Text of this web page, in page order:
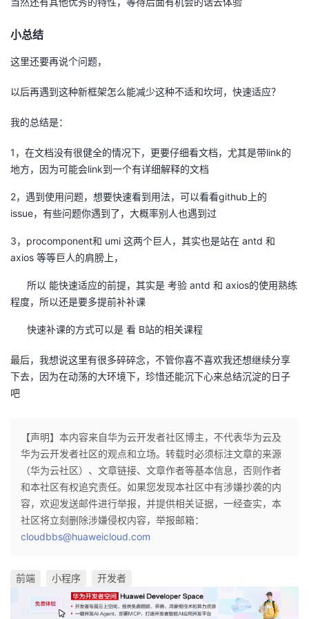
小总结
这里还要再说个问题，
以后再遇到这种新框架怎么能减少这种不适和坎坷，快速适应？
我的总结是：
1，在文档没有很健全的情况下，更要仔细看文档，尤其是带link的
地方，因为可能会link到一个有详细解释的文档
2，遇到使用问题，想要快速看到用法，可以看看github上的
issue，有些问题你遇到了，大概率别人也遇到过
3，procomponent和 umi 这两个巨人，其实也是站在 antd 和
axios 等等巨人的肩膀上，
所以 能快速适应的前提，其实是 考验 antd 和 axios的使用熟练
程度，所以还是要多提前补补课
快速补课的方式可以是 看 B站的相关课程
最后，我想说这里有很多碎碎念，不管你喜不喜欢我还想继续分享
下去，因为在动荡的大环境下，珍惜还能沉下心来总结沉淀的日子
吧
【声明】本内容来自华为云开发者社区博主，不代表华为云及
华为云开发者社区的观点和立场。转载时必须标注文章的来源
（华为云社区）、文章链接、文章作者等基本信息，否则作者
和本社区有权追究责任。如果您发现本社区中有涉嫌抄袭的内
容，欢迎发送邮件进行举报，并提供相关证据，一经查实，本
社区将立刻删除涉嫌侵权内容，举报邮箱：
cloudbbs@huaweicloud.com
前端 小程序 开发者